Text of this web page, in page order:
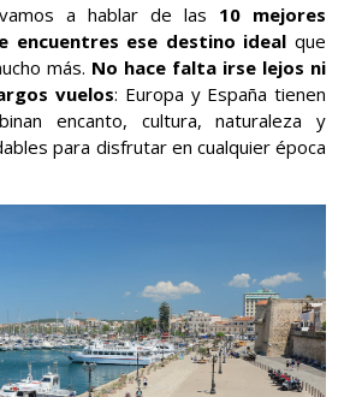
a hablar de las 10 mejores
encuentres ese destino ideal que
más. No hace falta irse lejos ni
vuelos: Europa y España tienen
encanto, cultura, naturaleza y
para disfrutar en cualquier época